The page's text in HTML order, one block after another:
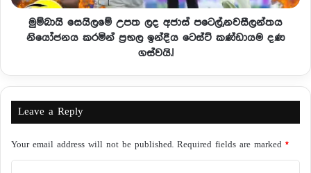
මුම්බායි සෙයිලමේ උපත ලද අජාස් පටෙල්,නවසීලන්තය
නියෝජනය කරමින් ප්‍රභල ඉන්දීය ටෙස්ට් කණ්ඩායම දණ
ගස්වයි.!
Leave a Reply
Your email address will not be published. Required fields are marked *